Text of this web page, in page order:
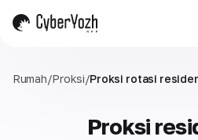
Rumah/Proksi/Proksi rotasi
Proksi